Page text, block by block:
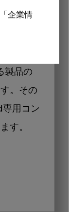
企業情
製品の
。その
用コン
す。